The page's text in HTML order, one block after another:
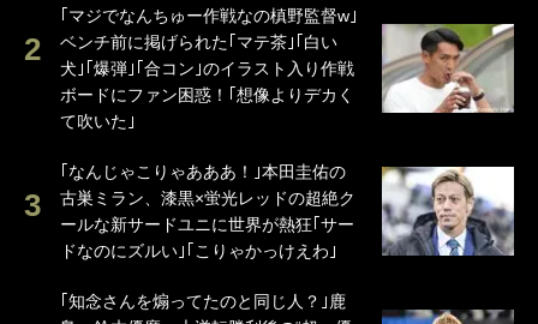
｢マジでなんちゅー作戦なの槙野監督w｣
ベンチ前に掲げられた｢マテ茶｣｢白い
犬｣｢爆弾｣｢合コン｣のイラスト入り作戦
ボードにファン困惑！｢想像よりデカく
て吹いた｣
｢なんじゃこりゃあああ！｣本田圭佑の
古巣ミラン、漆黒×蛍光レッドの超絶ク
ールな新サードユニに世界が熱狂｢サー
ドなのにズルい｣｢こりゃかっけえわ｣
｢知念さんを煽ってたのと同じ人？｣鹿